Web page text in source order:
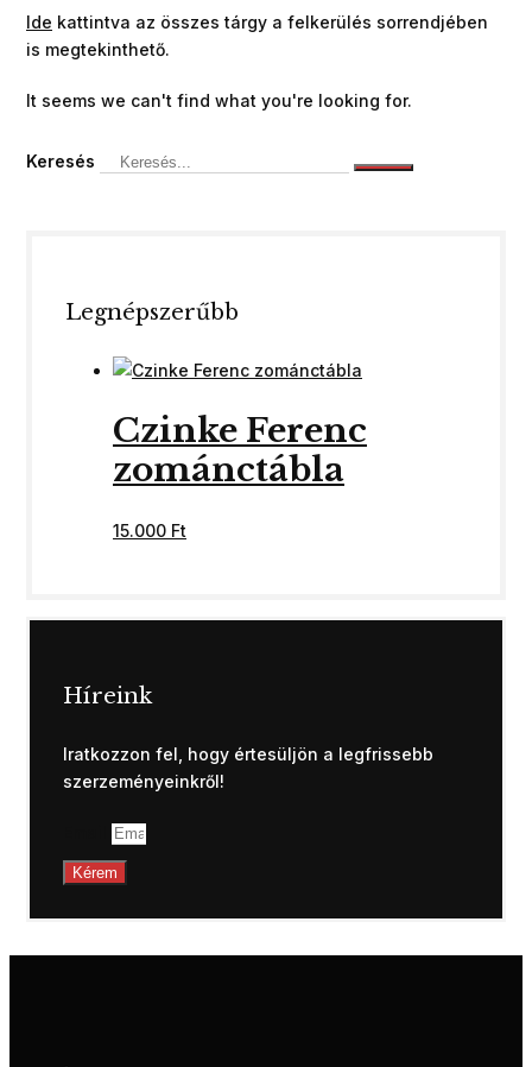
Ide kattintva az összes tárgy a felkerülés sorrendjében
is megtekinthető.
It seems we can't find what you're looking for.
Keresés
Legnépszerűbb
Czinke Ferenc
zománctábla
15.000 Ft
Híreink
Iratkozzon fel, hogy értesüljön a legfrissebb
szerzeményeinkről!
Kérem